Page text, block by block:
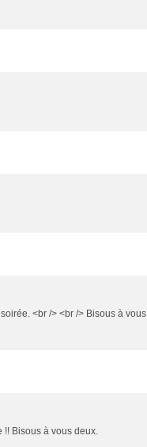
<br /> <br /> Bisous à vous
!! Bisous à vous deux.